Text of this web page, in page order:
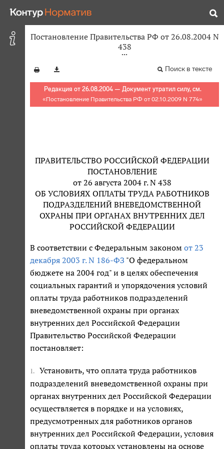
Постановление Правительства РФ от 26.08.2004 N
438
Поиск в тексте
Редакция от 26.08.2004 — Документ утратил силу, см.
«Постановление Правительства РФ от 02.10.2009 N 774»
ПРАВИТЕЛЬСТВО РОССИЙСКОЙ ФЕДЕРАЦИИ
ПОСТАНОВЛЕНИЕ
от 26 августа 2004 г. N 438
ОБ УСЛОВИЯХ ОПЛАТЫ ТРУДА РАБОТНИКОВ
ПОДРАЗДЕЛЕНИЙ ВНЕВЕДОМСТВЕННОЙ
ОХРАНЫ ПРИ ОРГАНАХ ВНУТРЕННИХ ДЕЛ
РОССИЙСКОЙ ФЕДЕРАЦИИ
В соответствии с Федеральным законом от 23
декабря 2003 г. N 186-ФЗ "О федеральном
бюджете на 2004 год" и в целях обеспечения
социальных гарантий и упорядочения условий
оплаты труда работников подразделений
вневедомственной охраны при органах
внутренних дел Российской Федерации
Правительство Российской Федерации
постановляет:
1.
Установить, что оплата труда работников
подразделений вневедомственной охраны при
органах внутренних дел Российской Федерации
осуществляется в порядке и на условиях,
предусмотренных для работников органов
внутренних дел Российской Федерации, условия
оплаты труда которых установлены на основе